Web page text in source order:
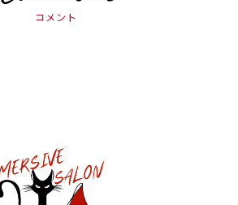
コメント